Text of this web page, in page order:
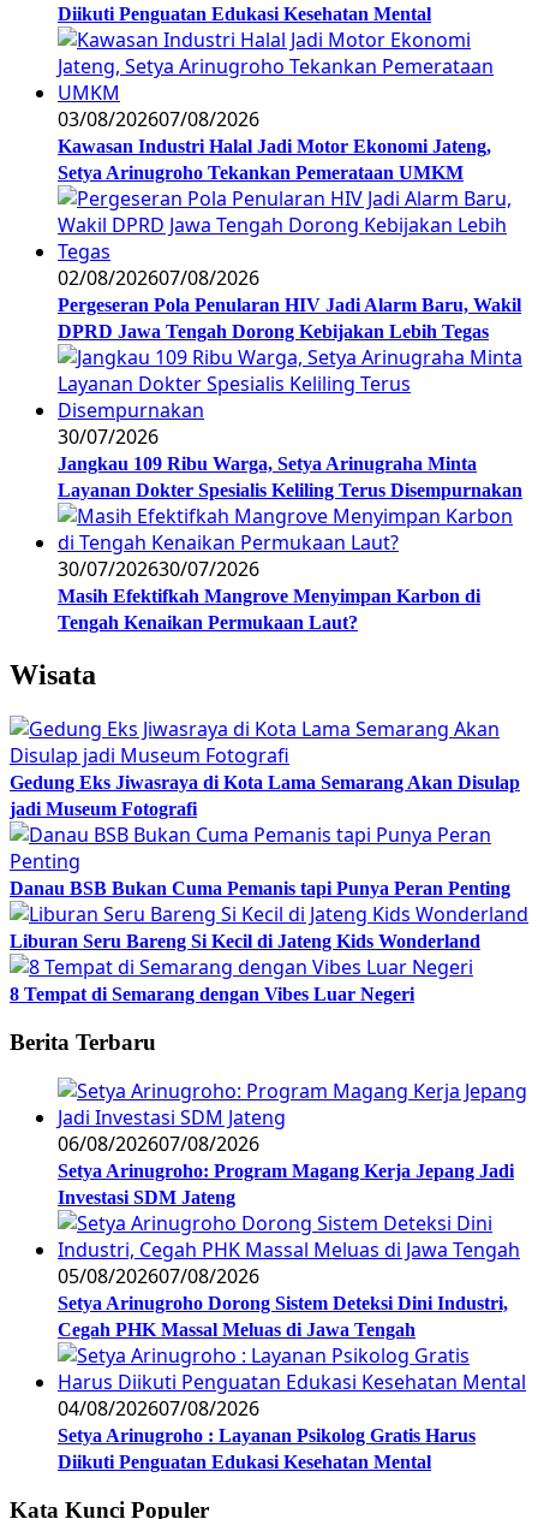
Diikuti Penguatan Edukasi Kesehatan Mental
03/08/202607/08/2026
Kawasan Industri Halal Jadi Motor Ekonomi Jateng,
Setya Arinugroho Tekankan Pemerataan UMKM
02/08/202607/08/2026
Pergeseran Pola Penularan HIV Jadi Alarm Baru, Wakil
DPRD Jawa Tengah Dorong Kebijakan Lebih Tegas
30/07/2026
Jangkau 109 Ribu Warga, Setya Arinugraha Minta
Layanan Dokter Spesialis Keliling Terus Disempurnakan
30/07/202630/07/2026
Masih Efektifkah Mangrove Menyimpan Karbon di
Tengah Kenaikan Permukaan Laut?
Wisata
Gedung Eks Jiwasraya di Kota Lama Semarang Akan Disulap
jadi Museum Fotografi
Danau BSB Bukan Cuma Pemanis tapi Punya Peran Penting
Liburan Seru Bareng Si Kecil di Jateng Kids Wonderland
8 Tempat di Semarang dengan Vibes Luar Negeri
Berita Terbaru
06/08/202607/08/2026
Setya Arinugroho: Program Magang Kerja Jepang Jadi
Investasi SDM Jateng
05/08/202607/08/2026
Setya Arinugroho Dorong Sistem Deteksi Dini Industri,
Cegah PHK Massal Meluas di Jawa Tengah
04/08/202607/08/2026
Setya Arinugroho : Layanan Psikolog Gratis Harus
Diikuti Penguatan Edukasi Kesehatan Mental
Kata Kunci Populer